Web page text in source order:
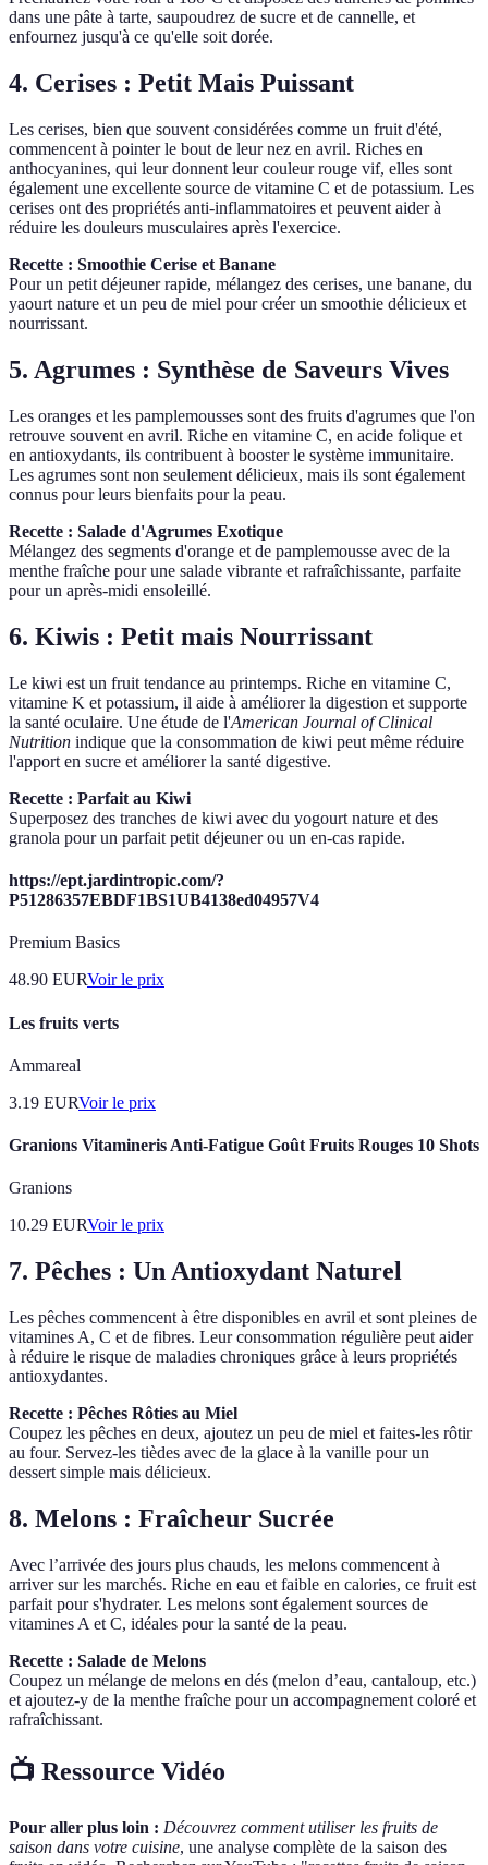
dans une pâte à tarte, saupoudrez de sucre et de cannelle, et
enfournez jusqu'à ce qu'elle soit dorée.
4. Cerises : Petit Mais Puissant
Les cerises, bien que souvent considérées comme un fruit d'été,
commencent à pointer le bout de leur nez en avril. Riches en
anthocyanines, qui leur donnent leur couleur rouge vif, elles sont
également une excellente source de vitamine C et de potassium. Les
cerises ont des propriétés anti-inflammatoires et peuvent aider à
réduire les douleurs musculaires après l'exercice.
Recette : Smoothie Cerise et Banane
Pour un petit déjeuner rapide, mélangez des cerises, une banane, du
yaourt nature et un peu de miel pour créer un smoothie délicieux et
nourrissant.
5. Agrumes : Synthèse de Saveurs Vives
Les oranges et les pamplemousses sont des fruits d'agrumes que l'on
retrouve souvent en avril. Riche en vitamine C, en acide folique et
en antioxydants, ils contribuent à booster le système immunitaire.
Les agrumes sont non seulement délicieux, mais ils sont également
connus pour leurs bienfaits pour la peau.
Recette : Salade d'Agrumes Exotique
Mélangez des segments d'orange et de pamplemousse avec de la
menthe fraîche pour une salade vibrante et rafraîchissante, parfaite
pour un après-midi ensoleillé.
6. Kiwis : Petit mais Nourrissant
Le kiwi est un fruit tendance au printemps. Riche en vitamine C,
vitamine K et potassium, il aide à améliorer la digestion et supporte
la santé oculaire. Une étude de l'American Journal of Clinical
Nutrition indique que la consommation de kiwi peut même réduire
l'apport en sucre et améliorer la santé digestive.
Recette : Parfait au Kiwi
Superposez des tranches de kiwi avec du yogourt nature et des
granola pour un parfait petit déjeuner ou un en-cas rapide.
https://ept.jardintropic.com/?
P51286357EBDF1BS1UB4138ed04957V4
Premium Basics
48.90 EURVoir le prix
Les fruits verts
Ammareal
3.19 EURVoir le prix
Granions Vitamineris Anti-Fatigue Goût Fruits Rouges 10 Shots
Granions
10.29 EURVoir le prix
7. Pêches : Un Antioxydant Naturel
Les pêches commencent à être disponibles en avril et sont pleines de
vitamines A, C et de fibres. Leur consommation régulière peut aider
à réduire le risque de maladies chroniques grâce à leurs propriétés
antioxydantes.
Recette : Pêches Rôties au Miel
Coupez les pêches en deux, ajoutez un peu de miel et faites-les rôtir
au four. Servez-les tièdes avec de la glace à la vanille pour un
dessert simple mais délicieux.
8. Melons : Fraîcheur Sucrée
Avec l’arrivée des jours plus chauds, les melons commencent à
arriver sur les marchés. Riche en eau et faible en calories, ce fruit est
parfait pour s'hydrater. Les melons sont également sources de
vitamines A et C, idéales pour la santé de la peau.
Recette : Salade de Melons
Coupez un mélange de melons en dés (melon d’eau, cantaloup, etc.)
et ajoutez-y de la menthe fraîche pour un accompagnement coloré et
rafraîchissant.
📺 Ressource Vidéo
Pour aller plus loin : Découvrez comment utiliser les fruits de
saison dans votre cuisine, une analyse complète de la saison des